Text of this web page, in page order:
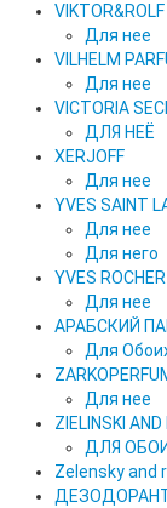
VIKTOR&ROLF
Для нее
VILHELM
Для нее
VICTORIA
ДЛЯ НЕЁ
XERJOFF
Для нее
YVES SAINT
Для нее
Для него
YVES ROCHER
Для нее
АРАБСКИЙ
Для
Для нее
ZIELINSKI AND
ДЛЯ
Zelensky and